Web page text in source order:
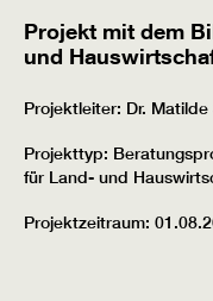
Projekt mit dem
und
Projektleiter: Dr. Matilde
Projekttyp:
für Land- und
Projektzeitraum: